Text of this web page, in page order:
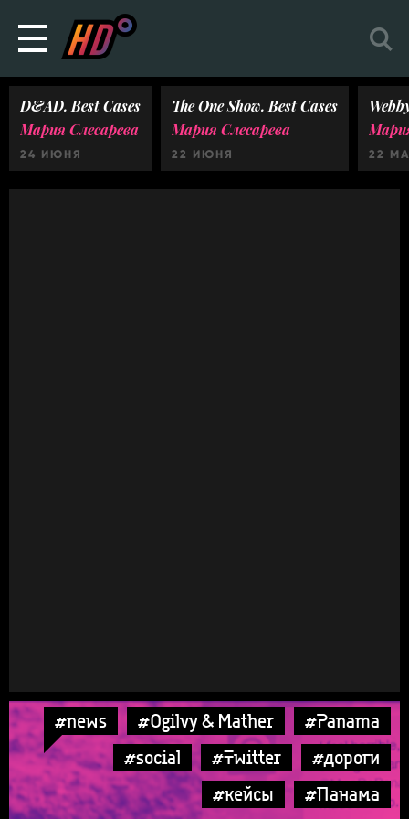
D&AD. Best Cases
Мария Слесарева
24 ИЮНЯ
The One Show. Best Cases
Мария Слесарева
22 ИЮНЯ 22
#news #Ogilvy & Mather
#Panama
#social
#Twitter
#дороги
#кейсы
#Панама